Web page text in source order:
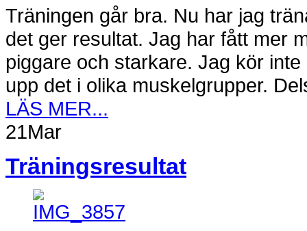
Träningen går bra. Nu har jag
det ger resultat. Jag har fått mer
piggare och starkare. Jag kör
upp det i olika muskelgrupper.
LÄS MER...
21Mar
Träningsresultat